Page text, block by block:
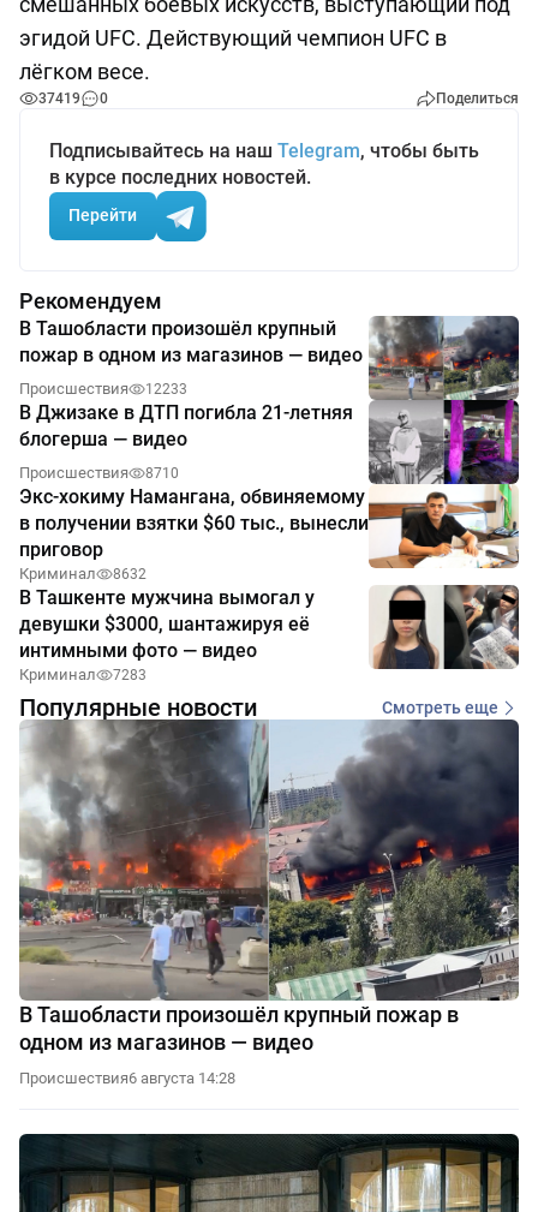
эгидой UFC. Действующий чемпион UFC в
лёгком весе.
37419 0 Поделиться
Подписывайтесь на наш Telegram, чтобы быть
в курсе последних новостей.
Перейти
Рекомендуем
В Ташобласти произошёл крупный
пожар в одном из магазинов — видео
Происшествия 12233
В Джизаке в ДТП погибла 21-летняя
блогерша — видео
Происшествия 8710
Экс-хокиму Намангана, обвиняемому
в получении взятки $60 тыс., вынесли
приговор
Криминал 8632
В Ташкенте мужчина вымогал у
девушки $3000, шантажируя её
интимными фото — видео
Криминал 7283
Популярные новости Смотреть еще
В Ташобласти произошёл крупный пожар в
одном из магазинов — видео
Происшествия6 августа 14:28